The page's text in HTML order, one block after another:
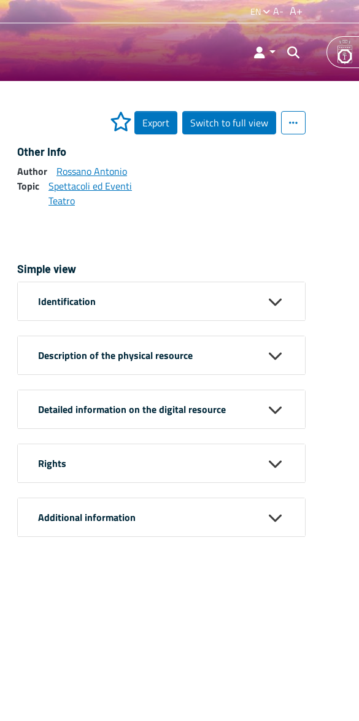
EN A- A+
Export Switch to full view
Other Info
Author
Rossano Antonio
Topic
Spettacoli ed Eventi
Teatro
Simple view
Identification
Description of the physical resource
Detailed information on the digital resource
Rights
Additional information